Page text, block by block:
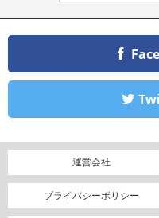
運営会社
プライバシーポリシー